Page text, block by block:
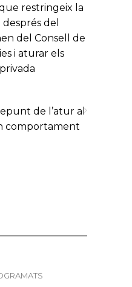
restringeix la
del
del Consell de
i aturar els
de l’atur al
comportament